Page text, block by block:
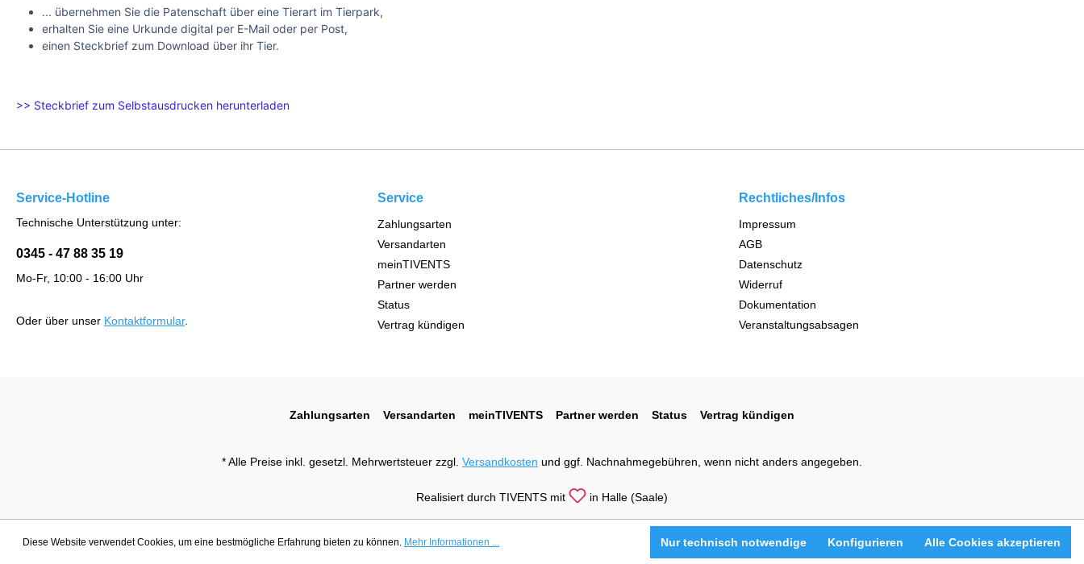
... übernehmen Sie die Patenschaft über eine Tierart im Tierpark,
erhalten Sie eine Urkunde digital per E-Mail oder per Post,
einen Steckbrief zum Download über ihr Tier.
>> Steckbrief zum Selbstausdrucken herunterladen
Service-Hotline
Technische Unterstützung unter:
0345 - 47 88 35 19
Mo-Fr, 10:00 - 16:00 Uhr
Oder über unser Kontaktformular.
Service
Zahlungsarten
Versandarten
meinTIVENTS
Partner werden
Status
Vertrag kündigen
Rechtliches/Infos
Impressum
AGB
Datenschutz
Widerruf
Dokumentation
Veranstaltungsabsagen
Zahlungsarten Versandarten meinTIVENTS Partner werden Status Vertrag kündigen
* Alle Preise inkl. gesetzl. Mehrwertsteuer zzgl. Versandkosten und ggf. Nachnahmegebühren, wenn nicht anders angegeben.
Realisiert durch TIVENTS mit in Halle (Saale)
Diese Website verwendet Cookies, um eine bestmögliche Erfahrung bieten zu können. Mehr Informationen ... Nur technisch notwendige Konfigurieren Alle Cookies akzeptieren